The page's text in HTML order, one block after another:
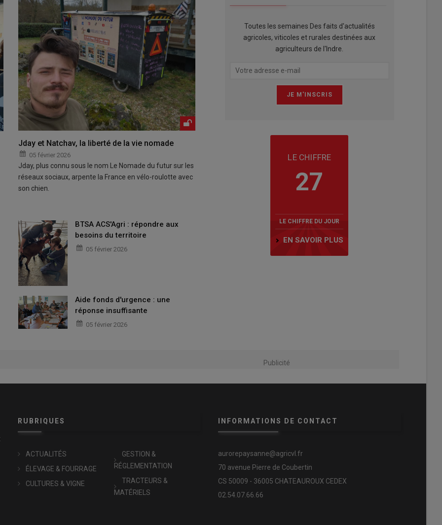
Jday et Natchav, la liberté de la vie nomade
05 février 2026
Jday, plus connu sous le nom Le Nomade du futur sur les
réseaux sociaux, arpente la France en vélo-roulotte avec
son chien.
BTSA ACS'Agri : répondre aux
besoins du territoire
05 février 2026
Aide fonds d'urgence : une
réponse insuffisante
05 février 2026
Toutes les semaines Des faits d'actualités
agricoles, viticoles et rurales destinées aux
agriculteurs de l'Indre.
LE CHIFFRE
27
LE CHIFFRE DU JOUR
EN SAVOIR PLUS
Publicité
RUBRIQUES
ACTUALITÉS
ÉLEVAGE & FOURRAGE
CULTURES & VIGNE
GESTION &
RÉGLEMENTATION
TRACTEURS &
MATÉRIELS
INFORMATIONS DE CONTACT
aurorepaysanne@agricvl.fr
70 avenue Pierre de Coubertin
CS 50009 - 36005 CHATEAUROUX CEDEX
02.54.07.66.66